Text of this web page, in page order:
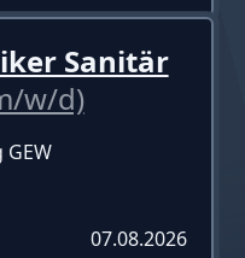
Sanitär
w/d)
07.08.2026